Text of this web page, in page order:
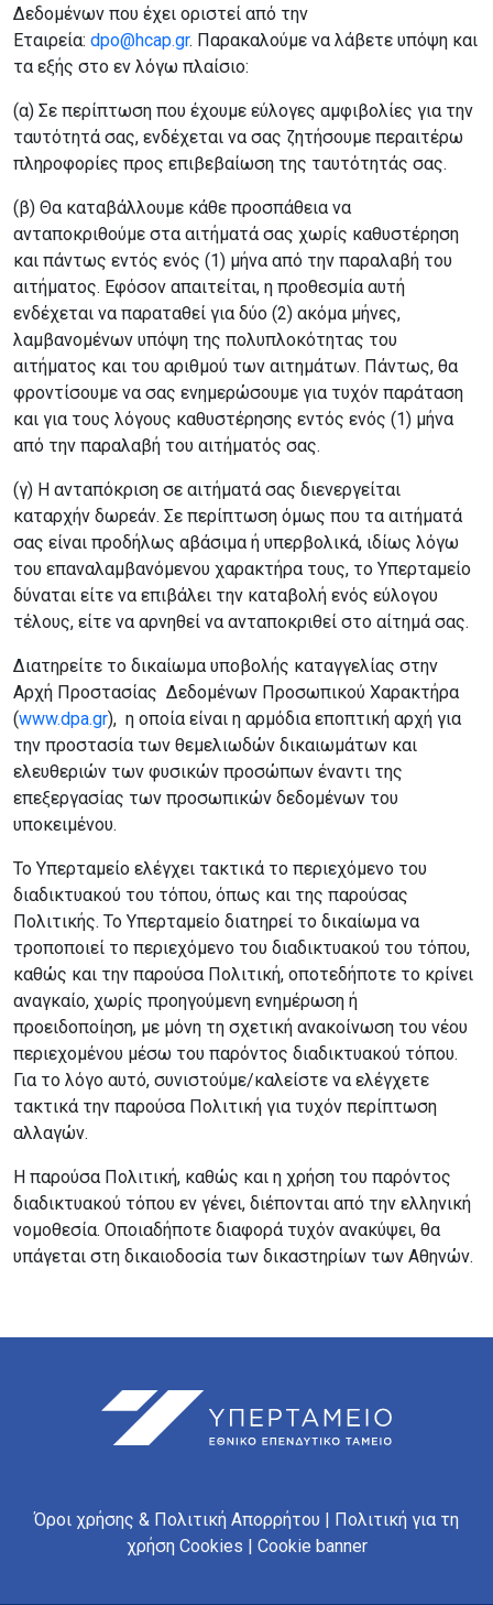
Δεδομένων που έχει οριστεί από την
Εταιρεία: dpo@hcap.gr. Παρακαλούμε να λάβετε υπόψη και
τα εξής στο εν λόγω πλαίσιο:
(α) Σε περίπτωση που έχουμε εύλογες αμφιβολίες για την
ταυτότητά σας, ενδέχεται να σας ζητήσουμε περαιτέρω
πληροφορίες προς επιβεβαίωση της ταυτότητάς σας.
(β) Θα καταβάλλουμε κάθε προσπάθεια να
ανταποκριθούμε στα αιτήματά σας χωρίς καθυστέρηση
και πάντως εντός ενός (1) μήνα από την παραλαβή του
αιτήματος. Εφόσον απαιτείται, η προθεσμία αυτή
ενδέχεται να παραταθεί για δύο (2) ακόμα μήνες,
λαμβανομένων υπόψη της πολυπλοκότητας του
αιτήματος και του αριθμού των αιτημάτων. Πάντως, θα
φροντίσουμε να σας ενημερώσουμε για τυχόν παράταση
και για τους λόγους καθυστέρησης εντός ενός (1) μήνα
από την παραλαβή του αιτήματός σας.
(γ) Η ανταπόκριση σε αιτήματά σας διενεργείται
καταρχήν δωρεάν. Σε περίπτωση όμως που τα αιτήματά
σας είναι προδήλως αβάσιμα ή υπερβολικά, ιδίως λόγω
του επαναλαμβανόμενου χαρακτήρα τους, το Υπερταμείο
δύναται είτε να επιβάλει την καταβολή ενός εύλογου
τέλους, είτε να αρνηθεί να ανταποκριθεί στο αίτημά σας.
Διατηρείτε το δικαίωμα υποβολής καταγγελίας στην
Αρχή Προστασίας Δεδομένων Προσωπικού Χαρακτήρα
(www.dpa.gr), η οποία είναι η αρμόδια εποπτική αρχή για
την προστασία των θεμελιωδών δικαιωμάτων και
ελευθεριών των φυσικών προσώπων έναντι της
επεξεργασίας των προσωπικών δεδομένων του
υποκειμένου.
Το Υπερταμείο ελέγχει τακτικά το περιεχόμενο του
διαδικτυακού του τόπου, όπως και της παρούσας
Πολιτικής. Το Υπερταμείο διατηρεί το δικαίωμα να
τροποποιεί το περιεχόμενο του διαδικτυακού του τόπου,
καθώς και την παρούσα Πολιτική, οποτεδήποτε το κρίνει
αναγκαίο, χωρίς προηγούμενη ενημέρωση ή
προειδοποίηση, με μόνη τη σχετική ανακοίνωση του νέου
περιεχομένου μέσω του παρόντος διαδικτυακού τόπου.
Για το λόγο αυτό, συνιστούμε/καλείστε να ελέγχετε
τακτικά την παρούσα Πολιτική για τυχόν περίπτωση
αλλαγών.
Η παρούσα Πολιτική, καθώς και η χρήση του παρόντος
διαδικτυακού τόπου εν γένει, διέπονται από την ελληνική
νομοθεσία. Οποιαδήποτε διαφορά τυχόν ανακύψει, θα
υπάγεται στη δικαιοδοσία των δικαστηρίων των Αθηνών.
Όροι χρήσης & Πολιτική Απορρήτου
Πολιτική για τη
χρήση Cookies
Cookie banner